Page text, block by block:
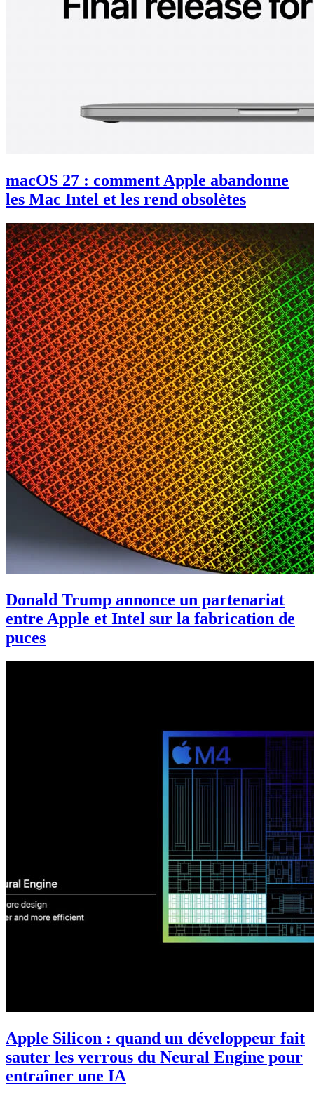
macOS 27 : comment Apple abandonne
les Mac Intel et les rend obsolètes
Donald Trump annonce un partenariat
entre Apple et Intel sur la fabrication de
puces
Apple Silicon : quand un développeur fait
sauter les verrous du Neural Engine pour
entraîner une IA